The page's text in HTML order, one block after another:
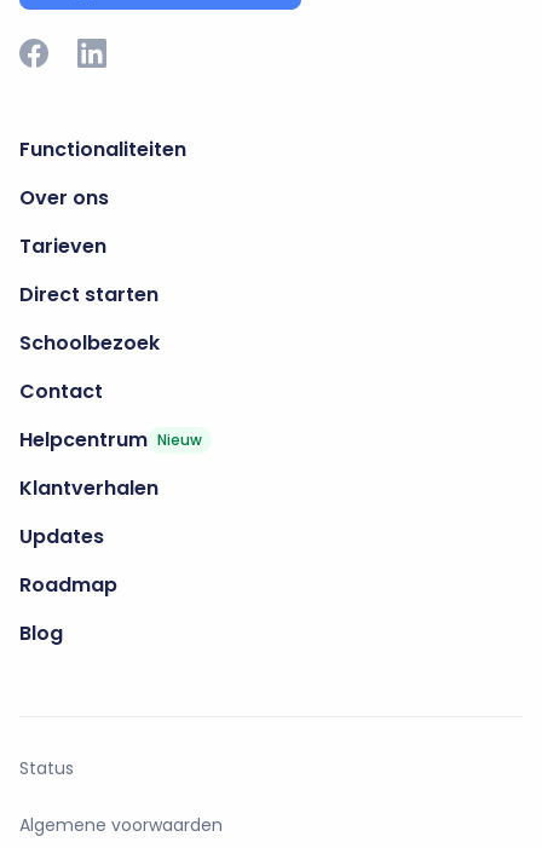
Functionaliteiten
Over ons
Tarieven
Direct starten
Schoolbezoek
Contact
Helpcentrum Nieuw
Klantverhalen
Updates
Roadmap
Blog
Status
Algemene voorwaarden